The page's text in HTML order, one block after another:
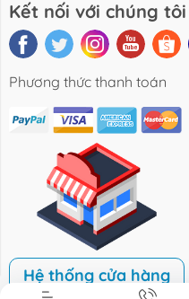
Kết nối với chúng tôi
Phương thức thanh toán
Hệ thống cửa hàng